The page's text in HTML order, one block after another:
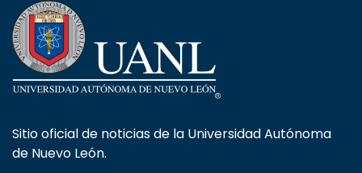
Sitio oficial de noticias de la Universidad Autónoma
de Nuevo León.